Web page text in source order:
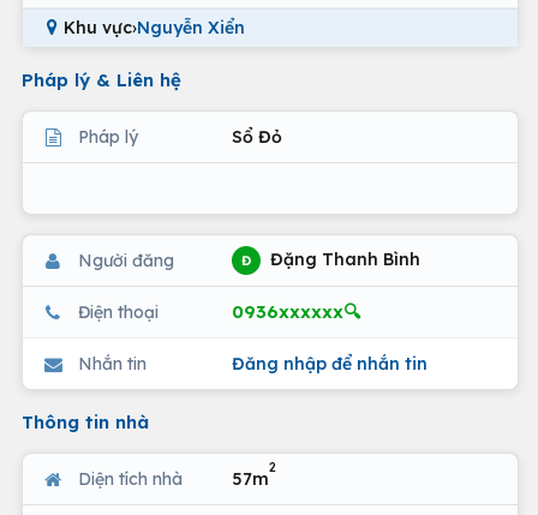
Khu vực›Nguyễn Xiển
Pháp lý & Liên hệ
Pháp lý Sổ Đỏ
Người đăng Đ Đặng Thanh Bình
Điện thoại 0936xxxxxx🔍
Nhắn tin Đăng nhập để nhắn tin
Thông tin nhà
Diện tích nhà 57m
2